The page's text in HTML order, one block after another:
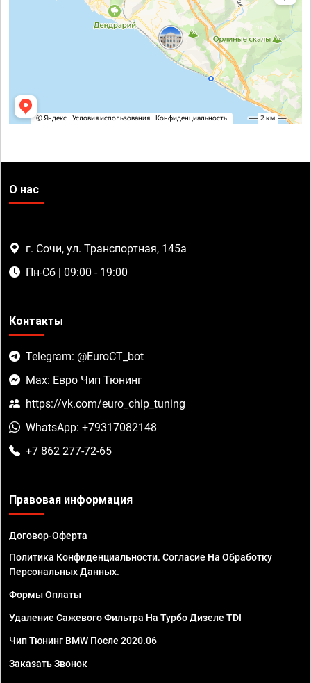
О нас
г. Сочи, ул. Транспортная, 145а
Пн-Сб | 09:00 - 19:00
Контакты
Telegram: @EuroCT_bot
Max: Евро Чип Тюнинг
https://vk.com/euro_chip_tuning
WhatsApp: +79317082148
+7 862 277-72-65
Правовая информация
Договор-Оферта
Политика Конфиденциальности. Согласие На Обработку
Персональных Данных.
Формы Оплаты
Удаление Сажевого Фильтра На Турбо Дизеле TDI
Чип Тюнинг BMW После 2020.06
Заказать Звонок